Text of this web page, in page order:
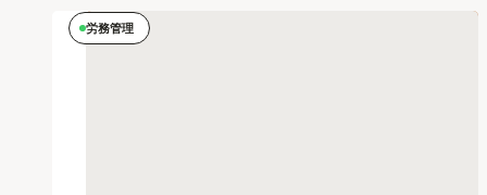
労務管理